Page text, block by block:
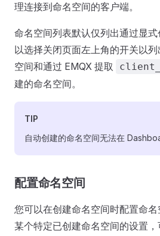
理连接到命名空间的客户端。
命名空间列表默认仅列出通过显
以选择关闭页面左上角的开关以
空间和通过 EMQX 提取
建的命名空间。
TIP
自动创建的命名空间无法在
配置命名空间
您可以在创建命名空间时配置命
某个特定已创建命名空间的设置